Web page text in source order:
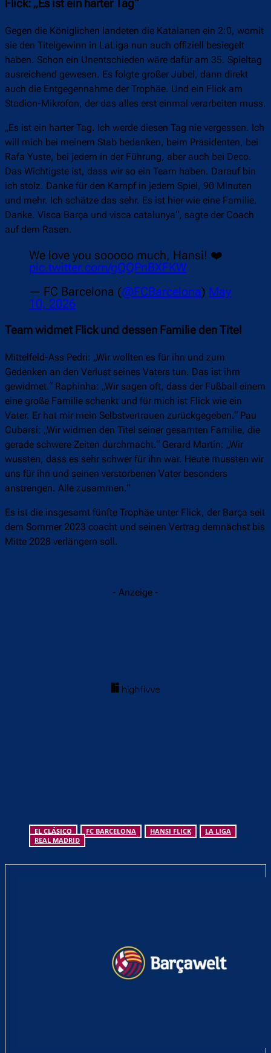
Flick: „Es ist ein harter Tag“
Gegen die Königlichen landeten die Katalanen ein 2:0, womit
sie den Titelgewinn in LaLiga nun auch offiziell besiegelt
haben. Schon ein Unentschieden wäre dafür am 35. Spieltag
ausreichend gewesen. Es folgte großer Jubel, dann direkt
auch die Entgegennahme der Trophäe. Und ein Flick am
Stadion-Mikrofon, der das alles erst einmal verarbeiten muss.
„Es ist ein harter Tag. Ich werde diesen Tag nie vergessen. Ich
will mich bei meinem Stab bedanken, beim Präsidenten, bei
Rafa Yuste, bei jedem in der Führung, aber auch bei Deco.
Das Wichtigste ist, dass wir so ein Team haben. Darauf bin
ich stolz. Danke für den Kampf in jedem Spiel, 90 Minuten
und mehr. Ich schätze das sehr. Es ist hier wie eine Familie.
Danke. Visca Barça und visca catalunya“, sagte der Coach
auf dem Rasen.
We love you sooooo much, Hansi! ❤️
pic.twitter.com/gQQPnBXFKW
— FC Barcelona (@FCBarcelona) May
10, 2026
Team widmet Flick und dessen Familie den Titel
Mittelfeld-Ass Pedri: „Wir wollten es für ihn und zum
Gedenken an den Verlust seines Vaters tun. Das ist ihm
gewidmet.“ Raphinha: „Wir sagen oft, dass der Fußball einem
eine große Familie schenkt und für mich ist Flick wie ein
Vater. Er hat mir mein Selbstvertrauen zurückgegeben.“ Pau
Cubarsí: „Wir widmen den Titel seiner gesamten Familie, die
gerade schwere Zeiten durchmacht.“ Gerard Martín: „Wir
wussten, dass es sehr schwer für ihn war. Heute mussten wir
uns für ihn und seinen verstorbenen Vater besonders
anstrengen. Alle zusammen.“
Es ist die insgesamt fünfte Trophäe unter Flick, der Barça seit
dem Sommer 2023 coacht und seinen Vertrag demnächst bis
Mitte 2028 verlängern soll.
- Anzeige -
EL CLÁSICO FC BARCELONA HANSI FLICK
LA LIGA
REAL MADRID